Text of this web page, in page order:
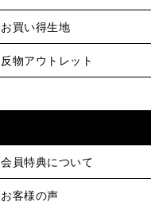
お買い得生地
反物アウトレット
会員特典について
お客様の声